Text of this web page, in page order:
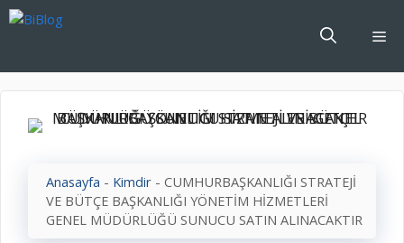
İçeriğe
Anasayfa - Kimdir - CUMHURBAŞKANLIĞI STRATEJİ
VE BÜTÇE BAŞKANLIĞI YÖNETİM HİZMETLERİ
GENEL MÜDÜRLÜĞÜ SUNUCU SATIN ALINACAKTIR